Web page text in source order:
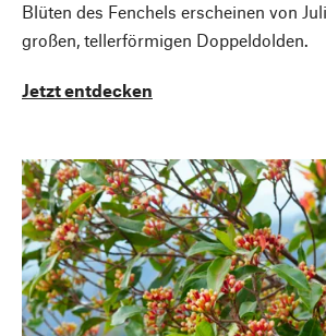
Blüten des Fenchels erscheinen von
großen, tellerförmigen Doppeldolden.
Jetzt entdecken